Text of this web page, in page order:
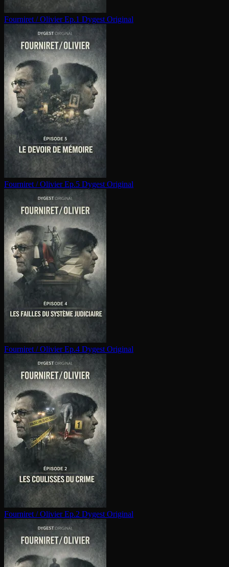
Fourniret / Olivier Ep.1 Dygest Original
Fourniret / Olivier Ep.5 Dygest Original
Fourniret / Olivier Ep.4 Dygest Original
Fourniret / Olivier Ep.2 Dygest Original